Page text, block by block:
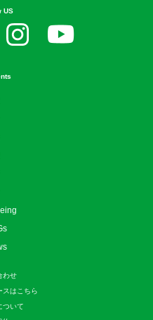
US
わせ
スはこちら
ついて